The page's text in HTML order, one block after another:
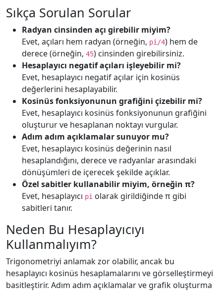
Sıkça Sorulan Sorular
Radyan cinsinden açı girebilir miyim?
Evet, açıları hem radyan (örneğin, pi/4) hem de
derece (örneğin, 45) cinsinden girebilirsiniz.
Hesaplayıcı negatif açıları işleyebilir mi?
Evet, hesaplayıcı negatif açılar için kosinüs
değerlerini hesaplayabilir.
Kosinüs fonksiyonunun grafiğini çizebilir mi?
Evet, hesaplayıcı kosinüs fonksiyonunun grafiğini
oluşturur ve hesaplanan noktayı vurgular.
Adım adım açıklamalar sunuyor mu?
Evet, hesaplayıcı kosinüs değerinin nasıl
hesaplandığını, derece ve radyanlar arasındaki
dönüşümleri de içerecek şekilde açıklar.
Özel sabitler kullanabilir miyim, örneğin π?
Evet, hesaplayıcı pi olarak girildiğinde π gibi
sabitleri tanır.
Neden Bu Hesaplayıcıyı
Kullanmalıyım?
Trigonometriyi anlamak zor olabilir, ancak bu
hesaplayıcı kosinüs hesaplamalarını ve görselleştirmeyi
basitleştirir. Adım adım açıklamalar ve grafik oluşturma